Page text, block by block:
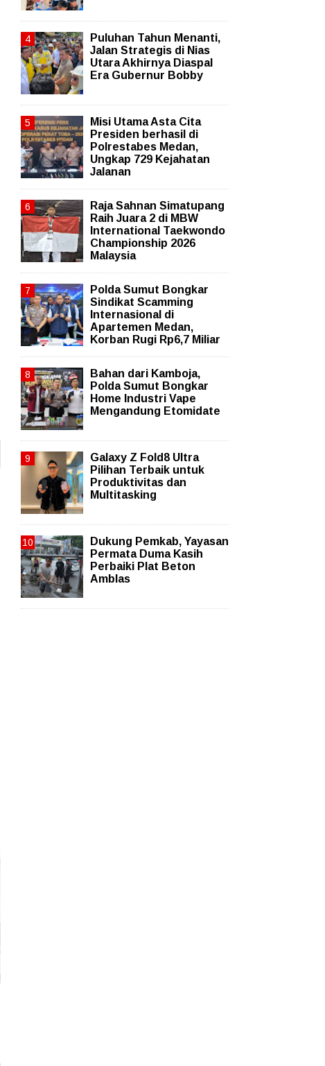
Puluhan Tahun Menanti,
Jalan Strategis di Nias
Utara Akhirnya Diaspal
Era Gubernur Bobby
Misi Utama Asta Cita
Presiden berhasil di
Polrestabes Medan,
Ungkap 729 Kejahatan
Jalanan
Raja Sahnan Simatupang
Raih Juara 2 di MBW
International Taekwondo
Championship 2026
Malaysia
Polda Sumut Bongkar
Sindikat Scamming
Internasional di
Apartemen Medan,
Korban Rugi Rp6,7 Miliar
Bahan dari Kamboja,
Polda Sumut Bongkar
Home Industri Vape
Mengandung Etomidate
Galaxy Z Fold8 Ultra
Pilihan Terbaik untuk
Produktivitas dan
Multitasking
Dukung Pemkab, Yayasan
Permata Duma Kasih
Perbaiki Plat Beton
Amblas